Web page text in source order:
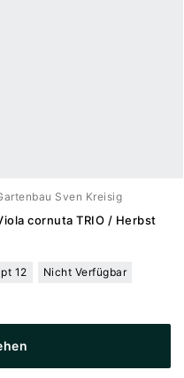
Sven Kreisig
cornuta TRIO / Herbst
pt 12 Nicht Verfügbar